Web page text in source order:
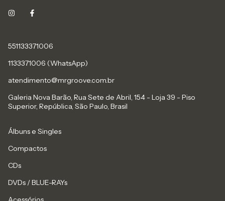
551133371006
1133371006 (WhatsApp)
atendimento@mrgroove.com.br
Galeria Nova Barão, Rua Sete de Abril, 154 - Loja 39 - Piso
Superior, República, São Paulo, Brasil
Álbuns e Singles
Compactos
CDs
DVDs / BLUE-RAYs